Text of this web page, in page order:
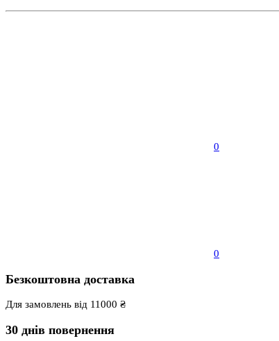
0
0
Безкоштовна доставка
Для замовлень від 11000 ₴
30 днів повернення